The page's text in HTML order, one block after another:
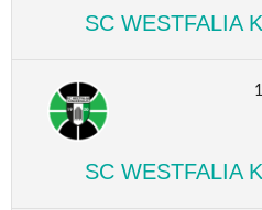
SC WESTFALIA
SC WESTFALIA